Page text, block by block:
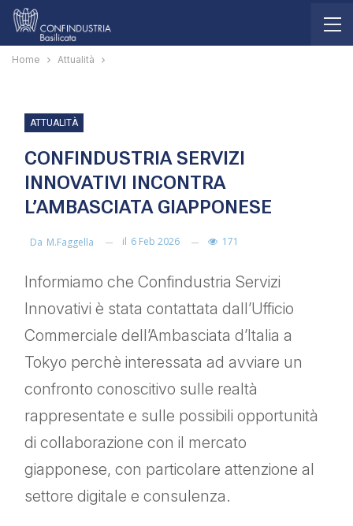
Home Attualità
ATTUALITÀ
CONFINDUSTRIA SERVIZI
INNOVATIVI INCONTRA
L’AMBASCIATA GIAPPONESE
Da M.faggella il 6 Feb 2026 171
Informiamo che Confindustria Servizi
Innovativi è stata contattata dall’Ufficio
Commerciale dell’Ambasciata d’Italia a
Tokyo perchè interessata ad avviare un
confronto conoscitivo sulle realtà
rappresentate e sulle possibili opportunità
di collaborazione con il mercato
giapponese, con particolare attenzione al
settore digitale e consulenza.